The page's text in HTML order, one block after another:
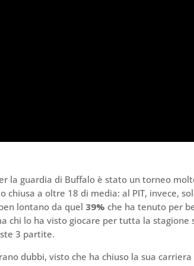
la guardia di Buffalo è stato un torneo
a oltre 18 di media: al PIT, invece,
lontano da quel 39% che ha tenuto per
chi lo ha visto giocare per tutta la stagione
3 partite.
dubbi, visto che ha chiuso la sua carriera